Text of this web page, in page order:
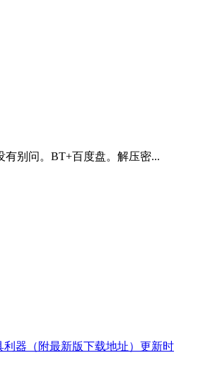
有别问。BT+百度盘。解压密...
利器（附最新版下载地址）更新时